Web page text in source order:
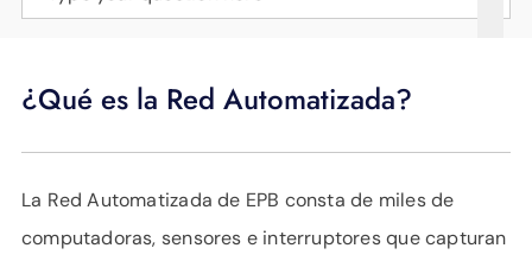
¿Qué es la Red Automatizada?
La Red Automatizada de EPB consta de miles de
computadoras, sensores e interruptores que capturan